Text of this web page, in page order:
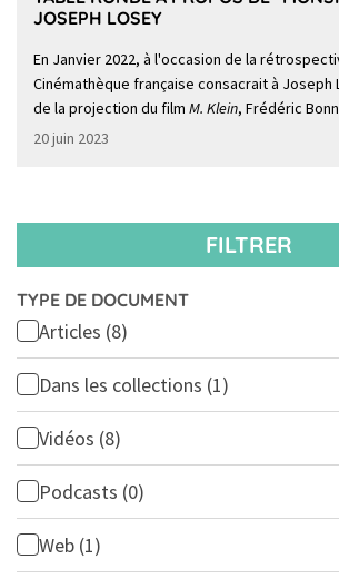
JOSEPH LOSEY
En Janvier 2022, à l'occasion de la
Cinémathèque française consacrait à Joseph
de la projection du film M. Klein, Frédéric
20 juin 2023
FILTRER
TYPE DE DOCUMENT
Articles (8)
Dans les collections (1)
Vidéos (8)
Podcasts (0)
Web (1)